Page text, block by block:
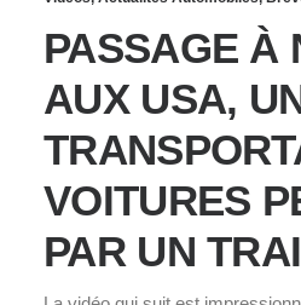
PASSAGE À
AUX USA,
VOITURES
PAR UN